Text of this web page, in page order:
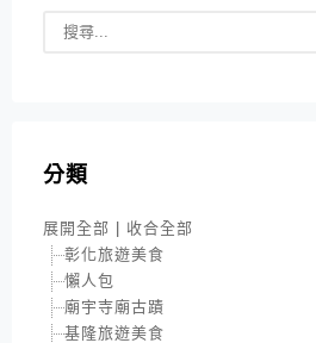
分類
展開全部
收合全部
彰化旅遊美食
懶人包
廟宇寺廟古蹟
基隆旅遊美食